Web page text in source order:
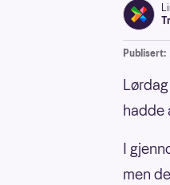
Publisert:
hadde
I
men